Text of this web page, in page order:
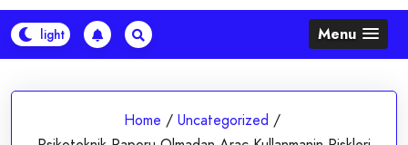
Menu
Home / Uncategorized /